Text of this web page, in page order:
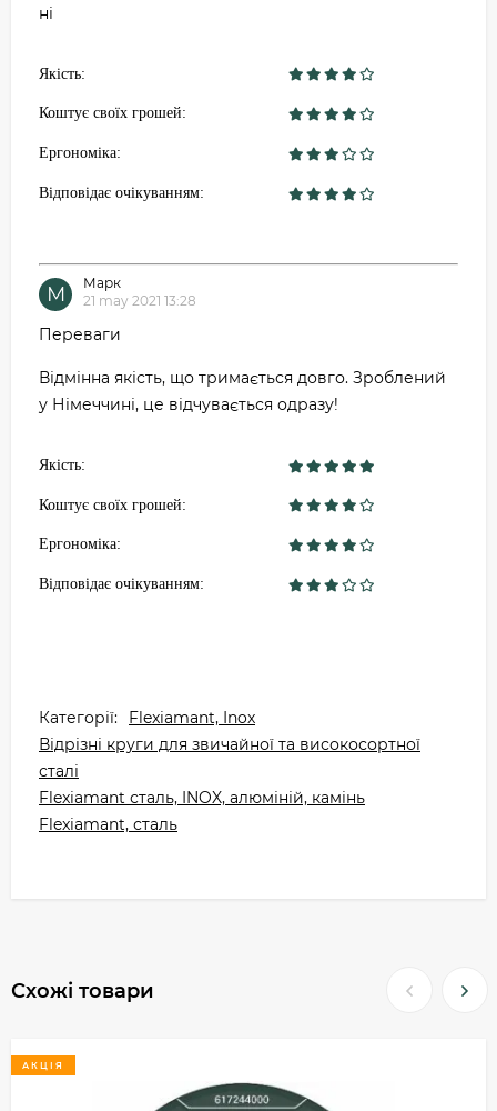
ні
Якість:
Коштує своїх грошей:
Ергономіка:
Відповідає очікуванням:
М
Марк
21 may 2021 13:28
Переваги
Відмінна якість, що тримається довго. Зроблений
у Німеччині, це відчувається одразу!
Якість:
Коштує своїх грошей:
Ергономіка:
Відповідає очікуванням:
Категорії:
Flexiamant, Inox
Відрізні круги для звичайної та високосортної
сталі
Flexiamant сталь, INOX, алюміній, камінь
Flexiamant, сталь
Схожі товари
АКЦІЯ